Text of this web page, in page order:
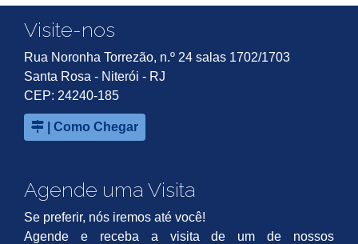
Visite-nos
Rua Noronha Torrezão, n.º 24 salas 1702/1703
Santa Rosa - Niterói - RJ
CEP: 24240-185
| Como Chegar
Agende uma Visita
Se preferir, nós iremos até você!
Agende e receba a visita de um de nossos